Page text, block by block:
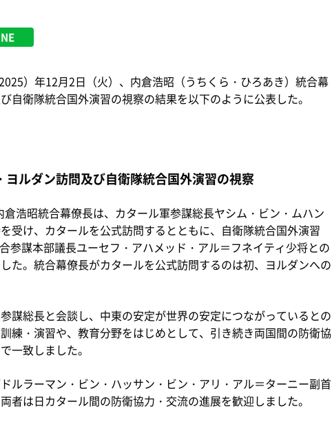
）年12月2日（火）、内倉浩昭（うちくら・ひろあき）統合幕
自衛隊統合国外演習の視察の結果を以下のように公表した。
ルダン訪問及び自衛隊統合国外演習の視察
浩昭統合幕僚長は、カタール軍参謀総長ヤシム・ビン・ムハン
受け、カタールを公式訪問するとともに、自衛隊統合国外演習
参謀本部議長ユーセフ・アハメッド・アル＝フネイティ少将との
た。統合幕僚長がカタールを公式訪問するのは初、ヨルダンへの
謀総長と会談し、中東の安定が世界の安定につながっているとの
練・演習や、教育分野をはじめとして、引き続き両国間の防衛協
一致しました。
ルラーマン・ビン・ハッサン・ビン・アリ・アル＝ターニー副首
者は日カタール間の防衛協力・交流の進展を歓迎しました。